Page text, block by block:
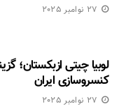
27 نوامبر 2025
لوبیا چیتی ازبکستان؛
کنسروسازی ایران
27 نوامبر 2025